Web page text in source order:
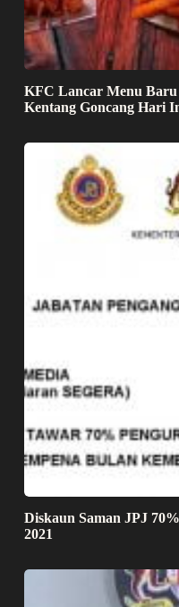
KFC Lancar Menu Baru
Kentang Goncang Hari
Diskaun Saman JPJ
2021